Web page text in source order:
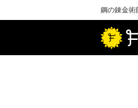
鋼の錬金